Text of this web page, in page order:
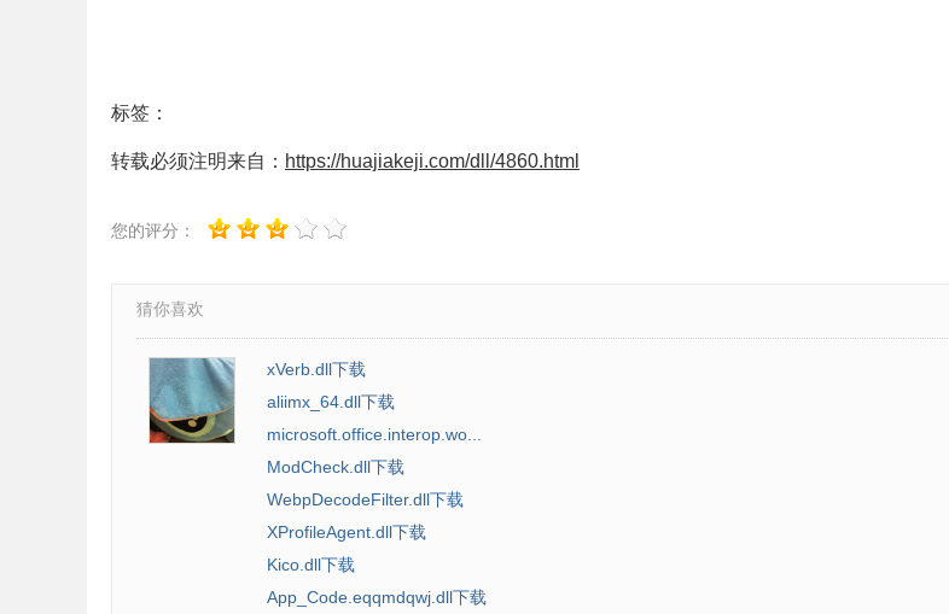
标签：
转载必须注明来自： https://huajiakeji.com/dll/4860.html
您的评分：
猜你喜欢
xVerb.dll下载
aliimx_64.dll下载
microsoft.office.interop.wo...
ModCheck.dll下载
WebpDecodeFilter.dll下载
XProfileAgent.dll下载
Kico.dll下载
App_Code.eqqmdqwj.dll下载